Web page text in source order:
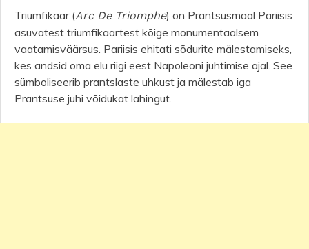
Triumfikaar (Arc De Triomphe) on Prantsusmaal Pariisis
asuvatest triumfikaartest kõige monumentaalsem
vaatamisväärsus. Pariisis ehitati sõdurite mälestamiseks,
kes andsid oma elu riigi eest Napoleoni juhtimise ajal. See
sümboliseerib prantslaste uhkust ja mälestab iga
Prantsuse juhi võidukat lahingut.